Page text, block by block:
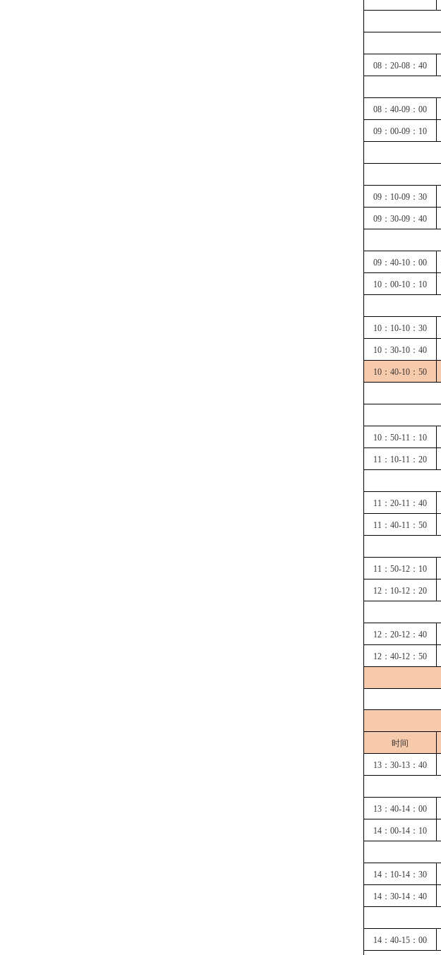
08：20-08：40
08：40-09：00
09：00-09：10
09：10-09：30
09：30-09：40
09：40-10：00
10：00-10：10
10：10-10：30
10：30-10：40
10：40-10：50
10：50-11：10
11：10-11：20
11：20-11：40
11：40-11：50
11：50-12：10
12：10-12：20
12：20-12：40
12：40-12：50
时间
13：30-13：40
13：40-14：00
14：00-14：10
14：10-14：30
14：30-14：40
14：40-15：00